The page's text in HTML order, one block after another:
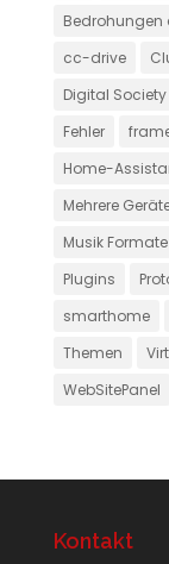
Bedrohungen
cc-drive
Digital Society
Fehler
Home-
Mehrere
Musik Formate
Plugins
smarthome
Themen
WebSitePanel
Kontakt